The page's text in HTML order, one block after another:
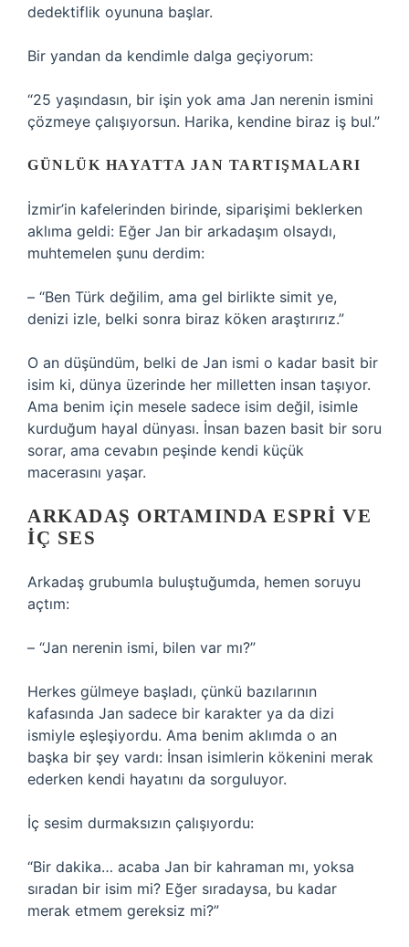
dedektiflik oyununa başlar.
Bir yandan da kendimle dalga geçiyorum:
“25 yaşındasın, bir işin yok ama Jan nerenin ismini
çözmeye çalışıyorsun. Harika, kendine biraz iş bul.”
GÜNLÜK HAYATTA JAN TARTIŞMALARI
İzmir’in kafelerinden birinde, siparişimi beklerken
aklıma geldi: Eğer Jan bir arkadaşım olsaydı,
muhtemelen şunu derdim:
– “Ben Türk değilim, ama gel birlikte simit ye,
denizi izle, belki sonra biraz köken araştırırız.”
O an düşündüm, belki de Jan ismi o kadar basit bir
isim ki, dünya üzerinde her milletten insan taşıyor.
Ama benim için mesele sadece isim değil, isimle
kurduğum hayal dünyası. İnsan bazen basit bir soru
sorar, ama cevabın peşinde kendi küçük
macerasını yaşar.
ARKADAŞ ORTAMINDA ESPRI VE
İÇ SES
Arkadaş grubumla buluştuğumda, hemen soruyu
açtım:
– “Jan nerenin ismi, bilen var mı?”
Herkes gülmeye başladı, çünkü bazılarının
kafasında Jan sadece bir karakter ya da dizi
ismiyle eşleşiyordu. Ama benim aklımda o an
başka bir şey vardı: İnsan isimlerin kökenini merak
ederken kendi hayatını da sorguluyor.
İç sesim durmaksızın çalışıyordu:
“Bir dakika… acaba Jan bir kahraman mı, yoksa
sıradan bir isim mi? Eğer sıradaysa, bu kadar
merak etmem gereksiz mi?”